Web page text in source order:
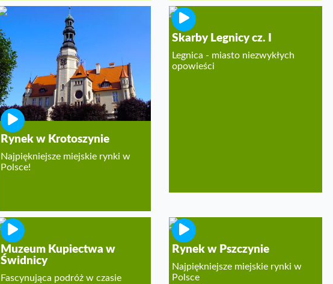
Rynek w Krotoszynie
Najpiękniejsze miejskie rynki w
Polsce!
Skarby Legnicy cz. I
Legnica - miasto niezwykłych
opowieści
Muzeum Kupiectwa w
Świdnicy
Fascynująca podróż w czasie
Rynek w Pszczynie
Najpiękniejsze miejskie rynki w
Polsce